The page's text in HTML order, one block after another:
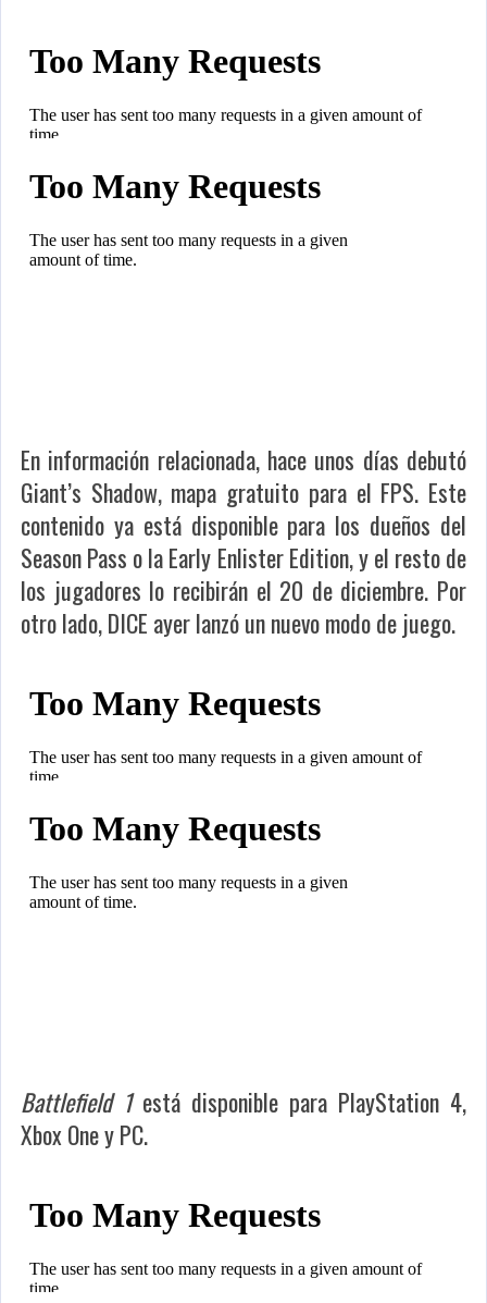
En información relacionada, hace unos días debutó
Giant’s Shadow, mapa gratuito para el FPS. Este
contenido ya está disponible para los dueños del
Season Pass o la Early Enlister Edition, y el resto de
los jugadores lo recibirán el 20 de diciembre. Por
otro lado, DICE ayer lanzó un nuevo modo de juego.
Battlefield 1está disponible para PlayStation 4,
Xbox One y PC.